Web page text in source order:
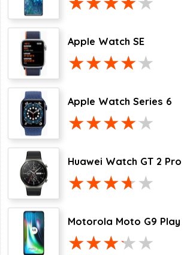
Apple Watch SE
Apple Watch Series 6
Huawei Watch GT 2 Pro
Motorola Moto G9 Play